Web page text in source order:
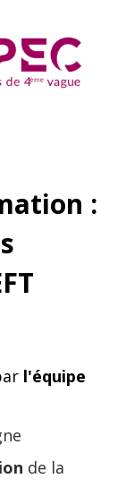
:
l'équipe
de la